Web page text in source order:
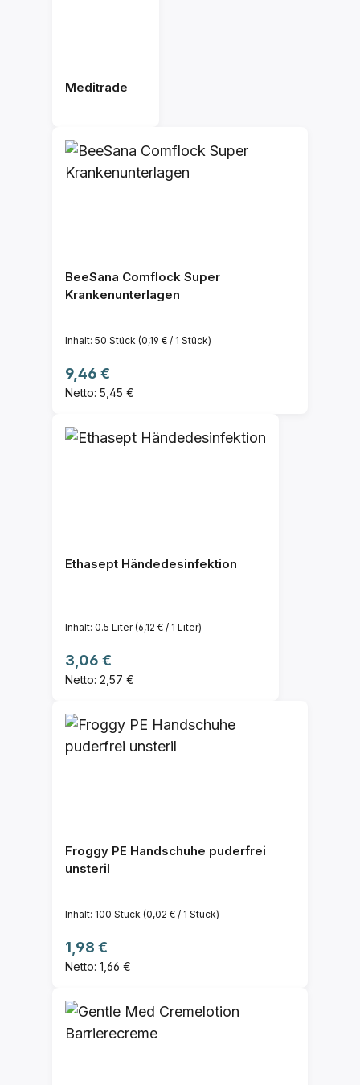
Meditrade
BeeSana Comflock Super
Krankenunterlagen
Inhalt: 50 Stück (0,19 € / 1 Stück)
Regulärer Preis:
9,46 €
Netto: 5,45 €
Ethasept Händedesinfektion
Inhalt: 0.5 Liter(6,12 € / 1 Liter)
Regulärer Preis:
3,06 €
Netto: 2,57 €
Froggy PE Handschuhe puderfrei
unsteril
Inhalt: 100 Stück (0,02 € / 1 Stück)
Regulärer Preis:
1,98 €
Netto: 1,66 €